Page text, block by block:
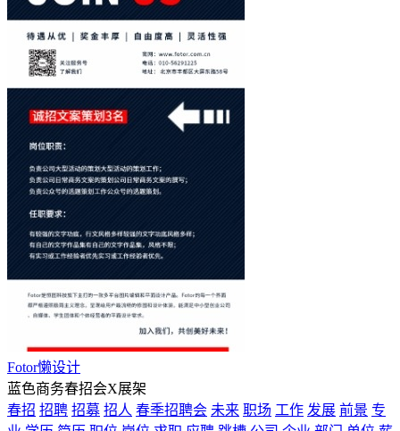
Fotor懒设计
蓝色商务春招会X展架
春招 招聘 招募 招人 春季招聘会 未来 职场 工作 发展 前景 专